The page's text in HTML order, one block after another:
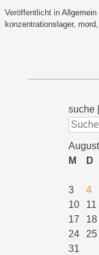
Veröffentlicht in Allgemein
konzentrationslager, mord,
suche
Suchen
M
D
3
4
10
11
17
18
24
25
31